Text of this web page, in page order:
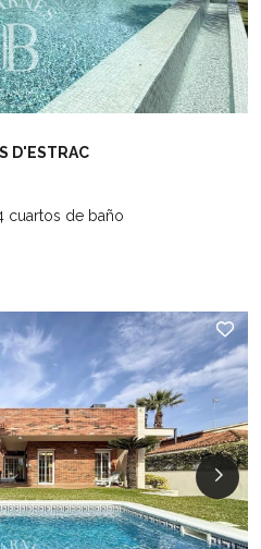
D'ESTRAC
cuartos de baño